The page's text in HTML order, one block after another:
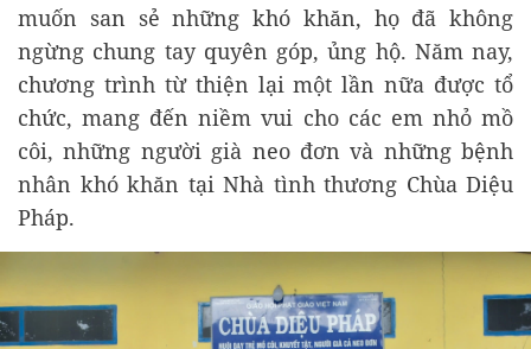
muốn san sẻ những khó khăn, họ đã không
ngừng chung tay quyên góp, ủng hộ. Năm nay,
chương trình từ thiện lại một lần nữa được tổ
chức, mang đến niềm vui cho các em nhỏ mồ
côi, những người già neo đơn và những bệnh
nhân khó khăn tại Nhà tình thương Chùa Diệu
Pháp.